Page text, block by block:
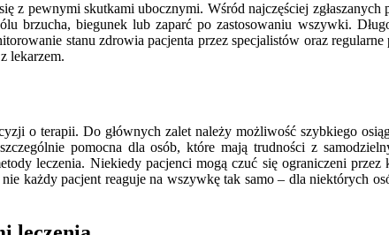
pewnymi skutkami ubocznymi. Wśród najczęściej
brzucha, biegunek lub zaparć po zastosowaniu wszywki.
stanu zdrowia pacjenta przez specjalistów oraz
lekarzem.
o terapii. Do głównych zalet należy możliwość szybkiego
pomocna dla osób, które mają trudności z
leczenia. Niekiedy pacjenci mogą czuć się ograniczeni przez
każdy pacjent reaguje na wszywkę tak samo – dla niektórych